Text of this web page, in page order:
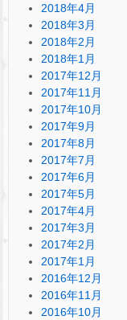
2018年4月
2018年3月
2018年2月
2018年1月
2017年12月
2017年11月
2017年10月
2017年9月
2017年8月
2017年7月
2017年6月
2017年5月
2017年4月
2017年3月
2017年2月
2017年1月
2016年12月
2016年11月
2016年10月